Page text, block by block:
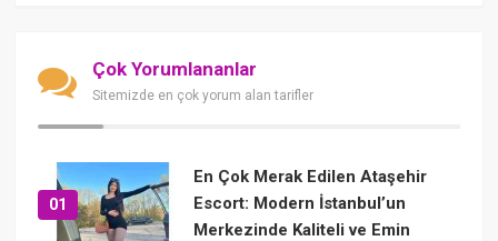
Çok Yorumlananlar
Sitemizde en çok yorum alan tarifler
01
En Çok Merak Edilen Ataşehir
Escort: Modern İstanbul’un
Merkezinde Kaliteli ve Emin